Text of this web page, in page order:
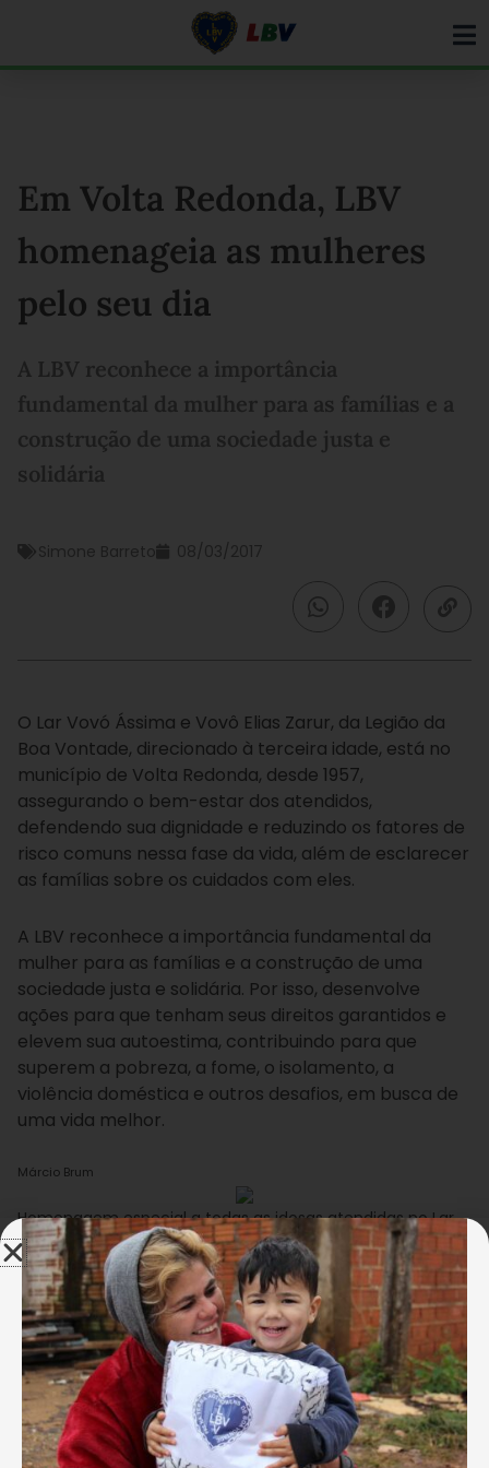
Em Volta Redonda, LBV
homenageia as mulheres
pelo seu dia
A LBV reconhece a importância
fundamental da mulher para as famílias e a
construção de uma sociedade justa e
solidária
Simone Barreto 08/03/2017
O Lar Vovó Ássima e Vovô Elias Zarur, da Legião da
Boa Vontade, direcionado à terceira idade, está no
município de Volta Redonda, desde 1957,
assegurando o bem-estar dos atendidos,
defendendo sua dignidade e reduzindo os fatores de
risco comuns nessa fase da vida, além de esclarecer
as famílias sobre os cuidados com eles.
A LBV reconhece a importância fundamental da
mulher para as famílias e a construção de uma
sociedade justa e solidária. Por isso, desenvolve
ações para que tenham seus direitos garantidos e
elevem sua autoestima, contribuindo para que
superem a pobreza, a fome, o isolamento, a
violência doméstica e outros desafios, em busca de
uma vida melhor.
Márcio Brum
Homenagem especial a todas as idosas atendidas no Lar
da LBV.
Valorizar a mulher também é despertar sua
autoestima! Por isso, na manhã da última quarta-
feira, dia 8 de março, o Lar da LBV celebrou uma
importante data: o
Dia Internacional da Mulher,
homenageando todas as colaboradoras internas,
voluntárias, as senhoras que participam dos regimes
de Longa Permanência e o Centro Dia, além do